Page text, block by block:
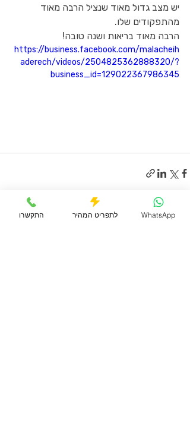
יש מצב גדול מאוד שנציל הרבה מאוד
מהתפקודים שלו.
הרבה מאוד בריאות ושנה טובה!
https://business.facebook.com/malacheih
aderech/videos/2504825362888320/?
business_id=129022367986345
התקשרו לתפריט המהיר WhatsApp